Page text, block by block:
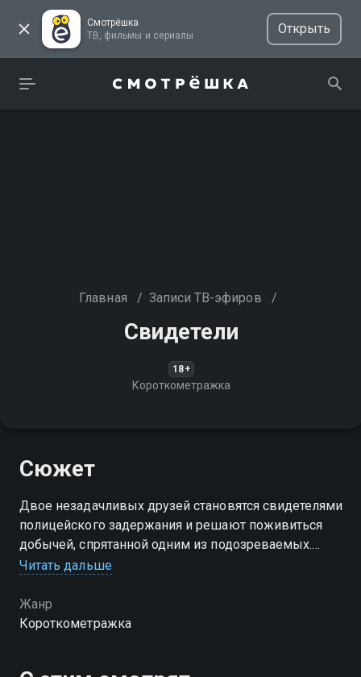
Смотрёшка
ТВ, фильмы и сериалы
Открыть
Главная / Записи ТВ-эфиров /
Свидетели
18+
Короткометражка
Сюжет
Двое незадачливых друзей становятся свидетелями
полицейского задержания и решают поживиться
добычей, спрятанной одним из подозреваемых.
Легкомысленно радуясь успешно провернутой
важного обстоятельства
Читать дальше
Жанр
Короткометражка